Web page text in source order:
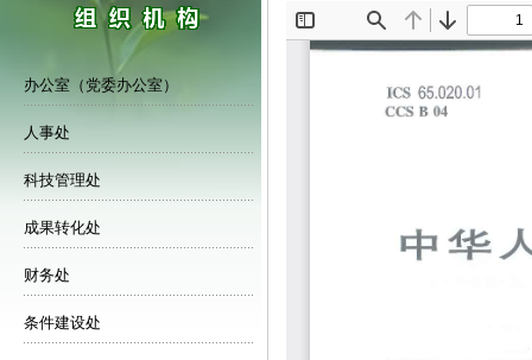
办公室（党委办公室）
人事处
科技管理处
成果转化处
财务处
条件建设处